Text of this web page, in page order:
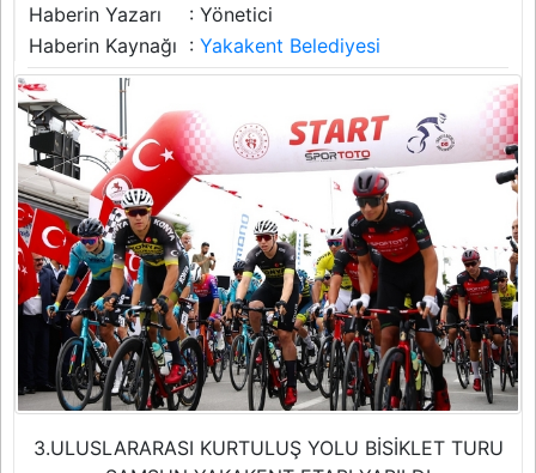
Haberin Yazarı
: Yönetici
Haberin Kaynağı : Yakakent Belediyesi
3.ULUSLARARASI KURTULUŞ YOLU BİSİKLET TURU